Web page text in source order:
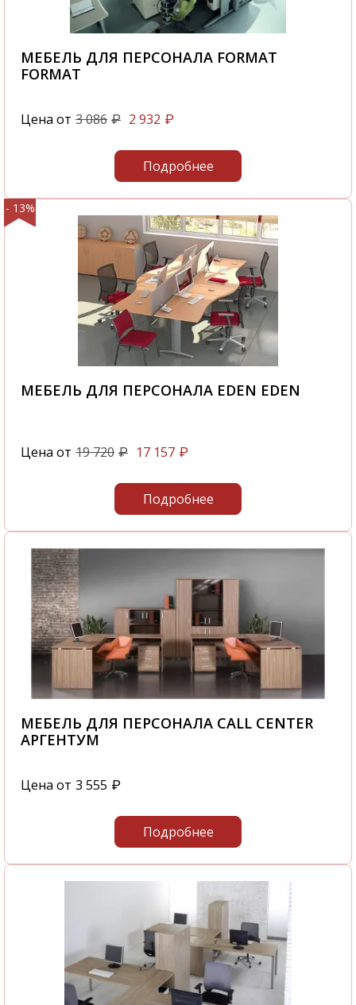
МЕБЕЛЬ ДЛЯ ПЕРСОНАЛА FORMAT
FORMAT
Цена от 3 086 ₽ 2 932 ₽
Подробнее
- 13%
МЕБЕЛЬ ДЛЯ ПЕРСОНАЛА EDEN EDEN
Цена от 19 720 ₽ 17 157 ₽
Подробнее
МЕБЕЛЬ ДЛЯ ПЕРСОНАЛА CALL CENTER
АРГЕНТУМ
Цена от 3 555 ₽
Подробнее